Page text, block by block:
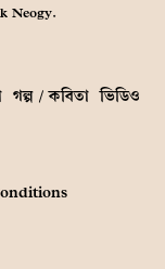
Neogy.
গল্প / কবিতা ভিডিও